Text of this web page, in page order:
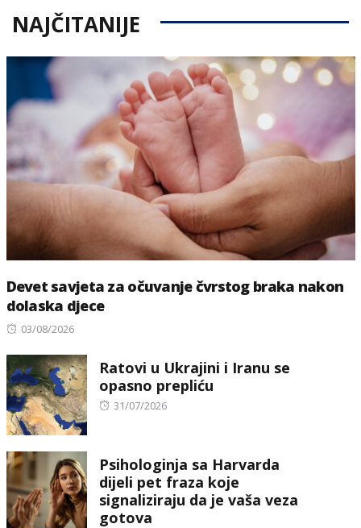
NAJČITANIJE
Devet savjeta za očuvanje čvrstog braka nakon
dolaska djece
Posted
03/08/2026
Ratovi u Ukrajini i Iranu se
opasno prepliću
Posted
31/07/2026
Psihologinja sa Harvarda
dijeli pet fraza koje
signaliziraju da je vaša veza
gotova